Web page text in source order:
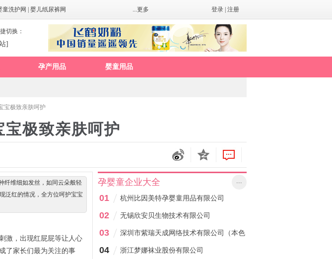
童洗护网 婴儿纸尿裤网 ...更多 登录 注册
切换：
]
孕产用品 婴童用品
宝极致亲肤呵护
极致亲肤呵护
纤维细如发丝，如同云朵般轻
泛红的情况，全方位呵护宝宝
激，出现红屁屁等让人心
了家长们最为关注的事
...
孕婴童企业大全
杭州比因美特孕婴童用品有限公司
01 /
无锡欣安贝生物技术有限公司
02 /
深圳市紫瑞天成网络技术有限公司（本色
棉婴童服饰）
03 /
浙江梦娜袜业股份有限公司
04 /